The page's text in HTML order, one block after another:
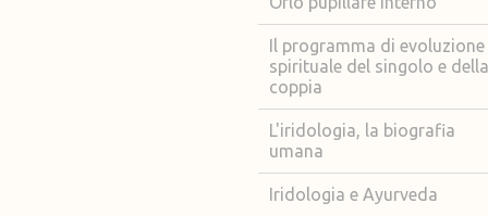
Il programma di evoluzione
spirituale del singolo e della
coppia
L'iridologia, la biografia
umana
Iridologia e Ayurveda